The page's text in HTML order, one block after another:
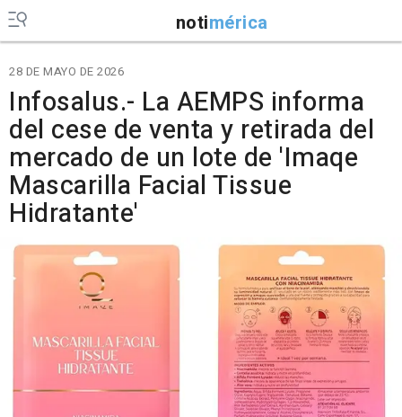
notimérica
28 DE MAYO DE 2026
Infosalus.- La AEMPS informa
del cese de venta y retirada del
mercado de un lote de 'Imaqe
Mascarilla Facial Tissue
Hidratante'